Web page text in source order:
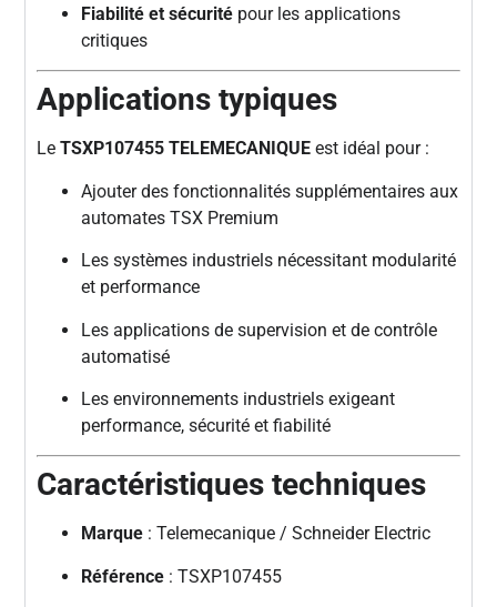
Fiabilité et sécurité pour les applications
critiques
Applications typiques
LeTSXP107455 TELEMECANIQUE est idéal pour :
Ajouter des fonctionnalités supplémentaires aux
automates TSX Premium
Les systèmes industriels nécessitant modularité
et performance
Les applications de supervision et de contrôle
automatisé
Les environnements industriels exigeant
performance, sécurité et fiabilité
Caractéristiques techniques
Marque : Telemecanique / Schneider Electric
Référence : TSXP107455